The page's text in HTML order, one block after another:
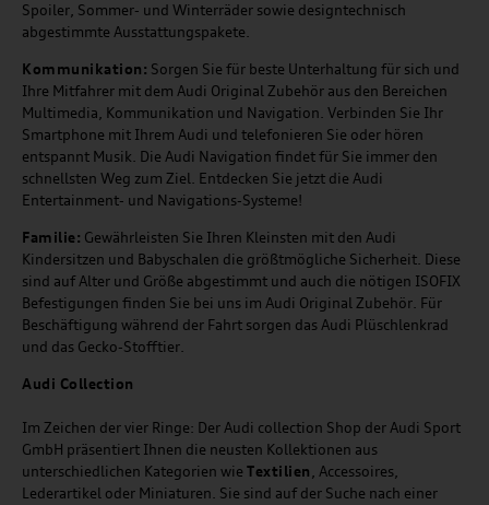
Spoiler, Sommer- und Winterräder sowie designtechnisch
abgestimmte Ausstattungspakete.
Kommunikation: Sorgen Sie für beste Unterhaltung für sich und
Ihre Mitfahrer mit dem Audi Original Zubehör aus den Bereichen
Multimedia, Kommunikation und Navigation. Verbinden Sie Ihr
Smartphone mit Ihrem Audi und telefonieren Sie oder hören
entspannt Musik. Die Audi Navigation findet für Sie immer den
schnellsten Weg zum Ziel. Entdecken Sie jetzt die Audi
Entertainment- und Navigations-Systeme!
Familie: Gewährleisten Sie Ihren Kleinsten mit den Audi
Kindersitzen und Babyschalen die größtmögliche Sicherheit. Diese
sind auf Alter und Größe abgestimmt und auch die nötigen ISOFIX
Befestigungen finden Sie bei uns im Audi Original Zubehör. Für
Beschäftigung während der Fahrt sorgen das Audi Plüschlenkrad
und das Gecko-Stofftier.
Audi Collection
Im Zeichen der vier Ringe: Der Audi collection Shop der Audi Sport
GmbH präsentiert Ihnen die neusten Kollektionen aus
unterschiedlichen Kategorien wie Textilien, Accessoires,
Lederartikel oder Miniaturen. Sie sind auf der Suche nach einer